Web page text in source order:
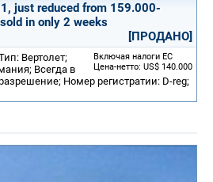
just reduced from 159.000-
in only 2 weeks
[ПРОДАНО]
Включая налоги ЕС
Цена-нетто: US$ 140.000
Вертолет;
Всегда в
Номер регистратии: D-reg;